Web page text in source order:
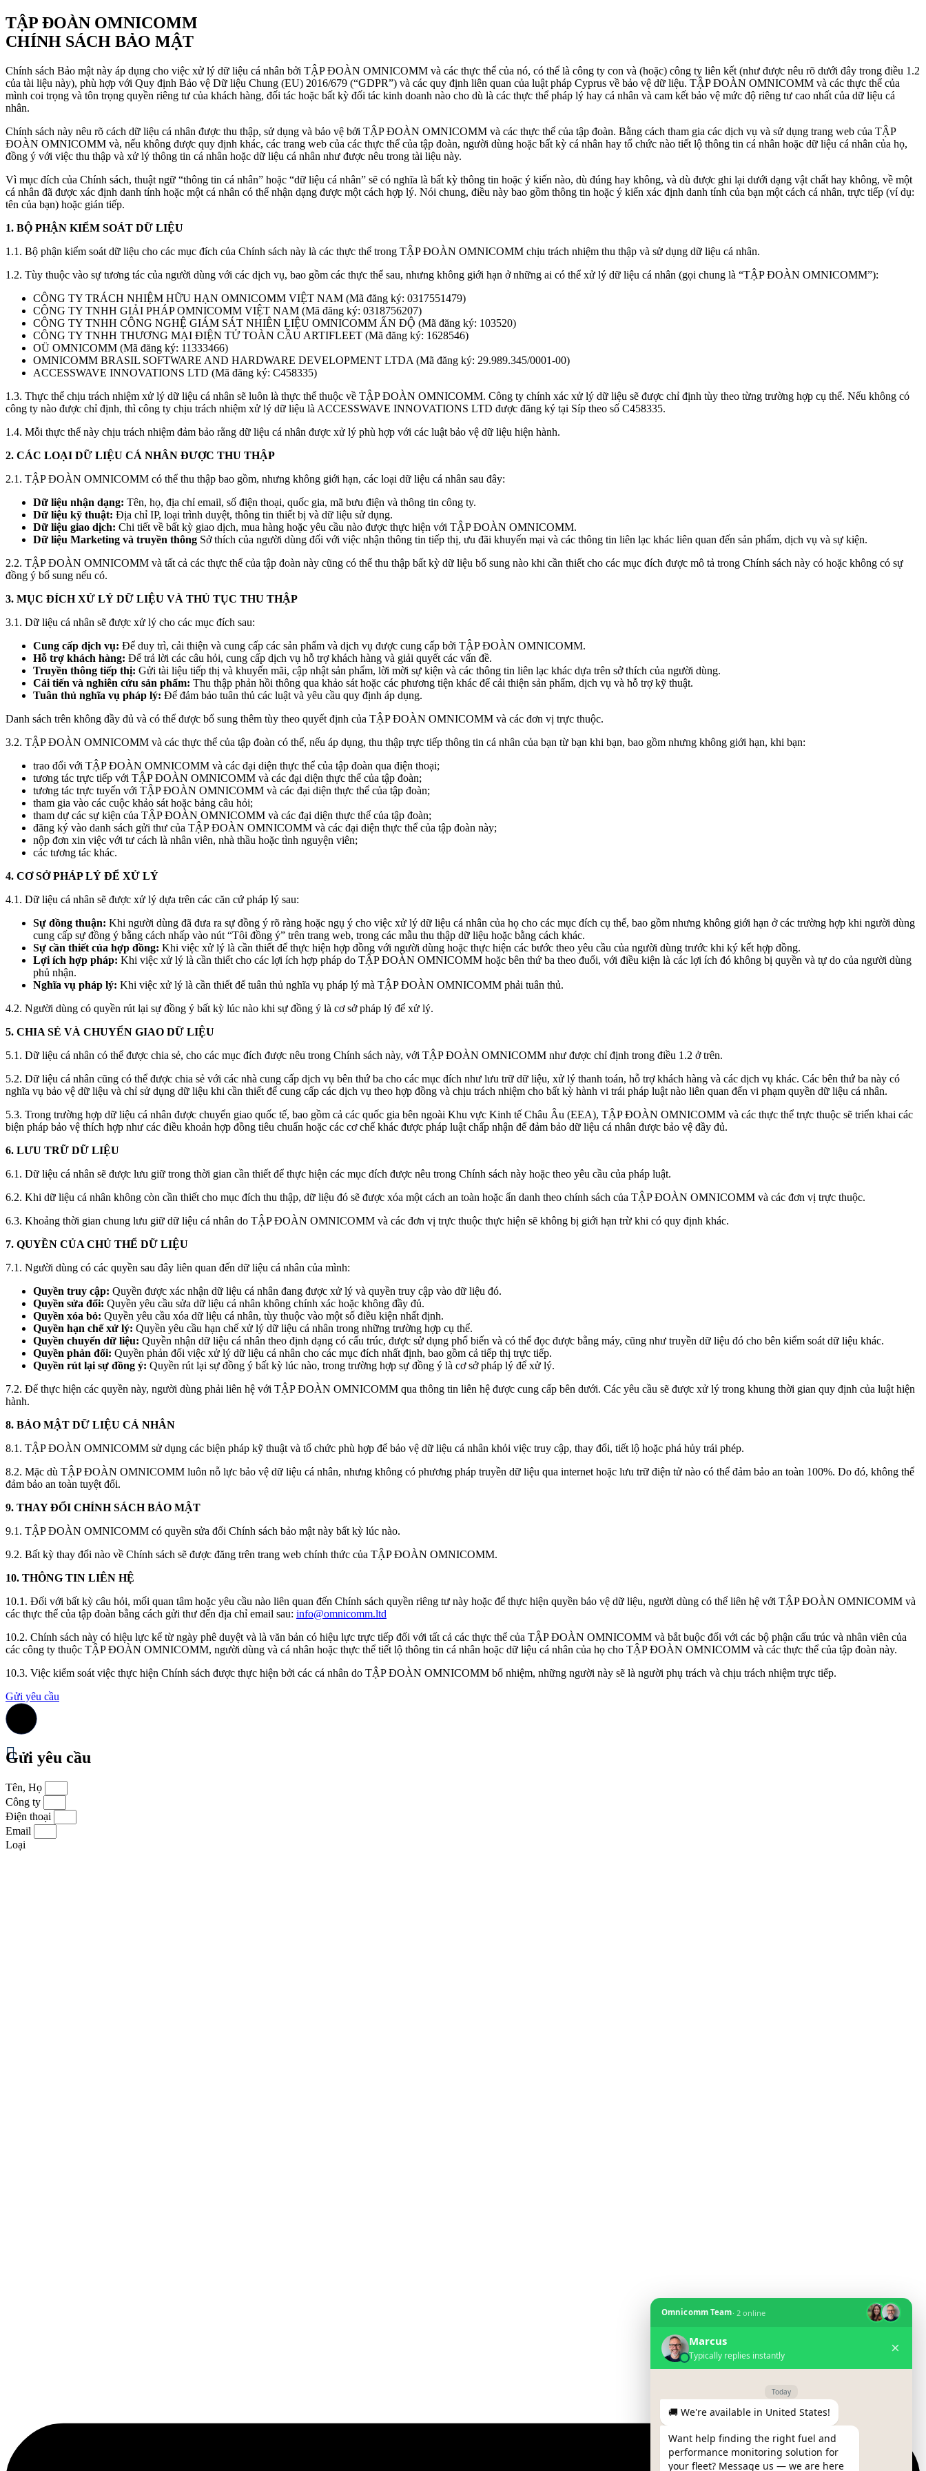
TẬP ĐOÀN OMNICOMM
CHÍNH SÁCH BẢO MẬT
Chính sách Bảo mật này áp dụng cho việc xử lý dữ liệu cá nhân bởi TẬP ĐOÀN OMNICOMM và các thực thể của nó, có thể là công ty con và (hoặc) công ty liên kết (như được nêu rõ dưới đây trong điều 1.2
của tài liệu này), phù hợp với Quy định Bảo vệ Dữ liệu Chung (EU) 2016/679 (“GDPR”) và các quy định liên quan của luật pháp Cyprus về bảo vệ dữ liệu. TẬP ĐOÀN OMNICOMM và các thực thể của
mình coi trọng và tôn trọng quyền riêng tư của khách hàng, đối tác hoặc bất kỳ đối tác kinh doanh nào cho dù là các thực thể pháp lý hay cá nhân và cam kết bảo vệ mức độ riêng tư cao nhất của dữ liệu cá
nhân.
Chính sách này nêu rõ cách dữ liệu cá nhân được thu thập, sử dụng và bảo vệ bởi TẬP ĐOÀN OMNICOMM và các thực thể của tập đoàn. Bằng cách tham gia các dịch vụ và sử dụng trang web của TẬP
ĐOÀN OMNICOMM và, nếu không được quy định khác, các trang web của các thực thể của tập đoàn, người dùng hoặc bất kỳ cá nhân hay tổ chức nào tiết lộ thông tin cá nhân hoặc dữ liệu cá nhân của họ,
đồng ý với việc thu thập và xử lý thông tin cá nhân hoặc dữ liệu cá nhân như được nêu trong tài liệu này.
Vì mục đích của Chính sách, thuật ngữ “thông tin cá nhân” hoặc “dữ liệu cá nhân” sẽ có nghĩa là bất kỳ thông tin hoặc ý kiến nào, dù đúng hay không, và dù được ghi lại dưới dạng vật chất hay không, về một
cá nhân đã được xác định danh tính hoặc một cá nhân có thể nhận dạng được một cách hợp lý. Nói chung, điều này bao gồm thông tin hoặc ý kiến xác định danh tính của bạn một cách cá nhân, trực tiếp (ví dụ:
tên của bạn) hoặc gián tiếp.
1. BỘ PHẬN KIỂM SOÁT DỮ LIỆU
1.1. Bộ phận kiểm soát dữ liệu cho các mục đích của Chính sách này là các thực thể trong TẬP ĐOÀN OMNICOMM chịu trách nhiệm thu thập và sử dụng dữ liệu cá nhân.
1.2. Tùy thuộc vào sự tương tác của người dùng với các dịch vụ, bao gồm các thực thể sau, nhưng không giới hạn ở những ai có thể xử lý dữ liệu cá nhân (gọi chung là “TẬP ĐOÀN OMNICOMM”):
CÔNG TY TRÁCH NHIỆM HỮU HẠN OMNICOMM VIỆT NAM (Mã đăng ký: 0317551479)
CÔNG TY TNHH GIẢI PHÁP OMNICOMM VIỆT NAM (Mã đăng ký: 0318756207)
CÔNG TY TNHH CÔNG NGHỆ GIÁM SÁT NHIÊN LIỆU OMNICOMM ẤN ĐỘ (Mã đăng ký: 103520)
CÔNG TY TNHH THƯƠNG MẠI ĐIỆN TỬ TOÀN CẦU ARTIFLEET (Mã đăng ký: 1628546)
OÜ OMNICOMM (Mã đăng ký: 11333466)
OMNICOMM BRASIL SOFTWARE AND HARDWARE DEVELOPMENT LTDA (Mã đăng ký: 29.989.345/0001-00)
ACCESSWAVE INNOVATIONS LTD (Mã đăng ký: С458335)
1.3. Thực thể chịu trách nhiệm xử lý dữ liệu cá nhân sẽ luôn là thực thể thuộc về TẬP ĐOÀN OMNICOMM. Công ty chính xác xử lý dữ liệu sẽ được chỉ định tùy theo từng trường hợp cụ thể. Nếu không có
công ty nào được chỉ định, thì công ty chịu trách nhiệm xử lý dữ liệu là ACCESSWAVE INNOVATIONS LTD được đăng ký tại Síp theo số С458335.
1.4. Mỗi thực thể này chịu trách nhiệm đảm bảo rằng dữ liệu cá nhân được xử lý phù hợp với các luật bảo vệ dữ liệu hiện hành.
2. CÁC LOẠI DỮ LIỆU CÁ NHÂN ĐƯỢC THU THẬP
2.1. TẬP ĐOÀN OMNICOMM có thể thu thập bao gồm, nhưng không giới hạn, các loại dữ liệu cá nhân sau đây:
Dữ liệu nhận dạng: Tên, họ, địa chỉ email, số điện thoại, quốc gia, mã bưu điện và thông tin công ty.
Dữ liệu kỹ thuật: Địa chỉ IP, loại trình duyệt, thông tin thiết bị và dữ liệu sử dụng.
Dữ liệu giao dịch: Chi tiết về bất kỳ giao dịch, mua hàng hoặc yêu cầu nào được thực hiện với TẬP ĐOÀN OMNICOMM.
Dữ liệu Marketing và truyền thông Sở thích của người dùng đối với việc nhận thông tin tiếp thị, ưu đãi khuyến mại và các thông tin liên lạc khác liên quan đến sản phẩm, dịch vụ và sự kiện.
2.2. TẬP ĐOÀN OMNICOMM và tất cả các thực thể của tập đoàn này cũng có thể thu thập bất kỳ dữ liệu bổ sung nào khi cần thiết cho các mục đích được mô tả trong Chính sách này có hoặc không có sự
đồng ý bổ sung nếu có.
3. MỤC ĐÍCH XỬ LÝ DỮ LIỆU VÀ THỦ TỤC THU THẬP
3.1. Dữ liệu cá nhân sẽ được xử lý cho các mục đích sau:
Cung cấp dịch vụ: Để duy trì, cải thiện và cung cấp các sản phẩm và dịch vụ được cung cấp bởi TẬP ĐOÀN OMNICOMM.
Hỗ trợ khách hàng: Để trả lời các câu hỏi, cung cấp dịch vụ hỗ trợ khách hàng và giải quyết các vấn đề.
Truyền thông tiếp thị: Gửi tài liệu tiếp thị và khuyến mãi, cập nhật sản phẩm, lời mời sự kiện và các thông tin liên lạc khác dựa trên sở thích của người dùng.
Cải tiến và nghiên cứu sản phẩm: Thu thập phản hồi thông qua khảo sát hoặc các phương tiện khác để cải thiện sản phẩm, dịch vụ và hỗ trợ kỹ thuật.
Tuân thủ nghĩa vụ pháp lý: Để đảm bảo tuân thủ các luật và yêu cầu quy định áp dụng.
Danh sách trên không đầy đủ và có thể được bổ sung thêm tùy theo quyết định của TẬP ĐOÀN OMNICOMM và các đơn vị trực thuộc.
3.2. TẬP ĐOÀN OMNICOMM và các thực thể của tập đoàn có thể, nếu áp dụng, thu thập trực tiếp thông tin cá nhân của bạn từ bạn khi bạn, bao gồm nhưng không giới hạn, khi bạn:
trao đổi với TẬP ĐOÀN OMNICOMM và các đại diện thực thể của tập đoàn qua điện thoại;
tương tác trực tiếp với TẬP ĐOÀN OMNICOMM và các đại diện thực thể của tập đoàn;
tương tác trực tuyến với TẬP ĐOÀN OMNICOMM và các đại diện thực thể của tập đoàn;
tham gia vào các cuộc khảo sát hoặc bảng câu hỏi;
tham dự các sự kiện của TẬP ĐOÀN OMNICOMM và các đại diện thực thể của tập đoàn;
đăng ký vào danh sách gửi thư của TẬP ĐOÀN OMNICOMM và các đại diện thực thể của tập đoàn này;
nộp đơn xin việc với tư cách là nhân viên, nhà thầu hoặc tình nguyện viên;
các tương tác khác.
4. CƠ SỞ PHÁP LÝ ĐỂ XỬ LÝ
4.1. Dữ liệu cá nhân sẽ được xử lý dựa trên các căn cứ pháp lý sau:
Sự đồng thuận: Khi người dùng đã đưa ra sự đồng ý rõ ràng hoặc ngụ ý cho việc xử lý dữ liệu cá nhân của họ cho các mục đích cụ thể, bao gồm nhưng không giới hạn ở các trường hợp khi người dùng
cung cấp sự đồng ý bằng cách nhấp vào nút “Tôi đồng ý” trên trang web, trong các mẫu thu thập dữ liệu hoặc bằng cách khác.
Sự cần thiết của hợp đồng: Khi việc xử lý là cần thiết để thực hiện hợp đồng với người dùng hoặc thực hiện các bước theo yêu cầu của người dùng trước khi ký kết hợp đồng.
Lợi ích hợp pháp: Khi việc xử lý là cần thiết cho các lợi ích hợp pháp do TẬP ĐOÀN OMNICOMM hoặc bên thứ ba theo đuổi, với điều kiện là các lợi ích đó không bị quyền và tự do của người dùng
phủ nhận.
Nghĩa vụ pháp lý: Khi việc xử lý là cần thiết để tuân thủ nghĩa vụ pháp lý mà TẬP ĐOÀN OMNICOMM phải tuân thủ.
4.2. Người dùng có quyền rút lại sự đồng ý bất kỳ lúc nào khi sự đồng ý là cơ sở pháp lý để xử lý.
5. CHIA SẺ VÀ CHUYỂN GIAO DỮ LIỆU
5.1. Dữ liệu cá nhân có thể được chia sẻ, cho các mục đích được nêu trong Chính sách này, với TẬP ĐOÀN OMNICOMM như được chỉ định trong điều 1.2 ở trên.
5.2. Dữ liệu cá nhân cũng có thể được chia sẻ với các nhà cung cấp dịch vụ bên thứ ba cho các mục đích như lưu trữ dữ liệu, xử lý thanh toán, hỗ trợ khách hàng và các dịch vụ khác. Các bên thứ ba này có
nghĩa vụ bảo vệ dữ liệu và chỉ sử dụng dữ liệu khi cần thiết để cung cấp các dịch vụ theo hợp đồng và chịu trách nhiệm cho bất kỳ hành vi trái pháp luật nào liên quan đến vi phạm quyền dữ liệu cá nhân.
5.3. Trong trường hợp dữ liệu cá nhân được chuyển giao quốc tế, bao gồm cả các quốc gia bên ngoài Khu vực Kinh tế Châu Âu (EEA), TẬP ĐOÀN OMNICOMM và các thực thể trực thuộc sẽ triển khai các
biện pháp bảo vệ thích hợp như các điều khoản hợp đồng tiêu chuẩn hoặc các cơ chế khác được pháp luật chấp nhận để đảm bảo dữ liệu cá nhân được bảo vệ đầy đủ.
6. LƯU TRỮ DỮ LIỆU
6.1. Dữ liệu cá nhân sẽ được lưu giữ trong thời gian cần thiết để thực hiện các mục đích được nêu trong Chính sách này hoặc theo yêu cầu của pháp luật.
6.2. Khi dữ liệu cá nhân không còn cần thiết cho mục đích thu thập, dữ liệu đó sẽ được xóa một cách an toàn hoặc ẩn danh theo chính sách của TẬP ĐOÀN OMNICOMM và các đơn vị trực thuộc.
6.3. Khoảng thời gian chung lưu giữ dữ liệu cá nhân do TẬP ĐOÀN OMNICOMM và các đơn vị trực thuộc thực hiện sẽ không bị giới hạn trừ khi có quy định khác.
7. QUYỀN CỦA CHỦ THỂ DỮ LIỆU
7.1. Người dùng có các quyền sau đây liên quan đến dữ liệu cá nhân của mình:
Quyền truy cập: Quyền được xác nhận dữ liệu cá nhân đang được xử lý và quyền truy cập vào dữ liệu đó.
Quyền sửa đổi: Quyền yêu cầu sửa dữ liệu cá nhân không chính xác hoặc không đầy đủ.
Quyền xóa bỏ: Quyền yêu cầu xóa dữ liệu cá nhân, tùy thuộc vào một số điều kiện nhất định.
Quyền hạn chế xử lý: Quyền yêu cầu hạn chế xử lý dữ liệu cá nhân trong những trường hợp cụ thể.
Quyền chuyển dữ liệu: Quyền nhận dữ liệu cá nhân theo định dạng có cấu trúc, được sử dụng phổ biến và có thể đọc được bằng máy, cũng như truyền dữ liệu đó cho bên kiểm soát dữ liệu khác.
Quyền phản đối: Quyền phản đối việc xử lý dữ liệu cá nhân cho các mục đích nhất định, bao gồm cả tiếp thị trực tiếp.
Quyền rút lại sự đồng ý: Quyền rút lại sự đồng ý bất kỳ lúc nào, trong trường hợp sự đồng ý là cơ sở pháp lý để xử lý.
7.2. Để thực hiện các quyền này, người dùng phải liên hệ với TẬP ĐOÀN OMNICOMM qua thông tin liên hệ được cung cấp bên dưới. Các yêu cầu sẽ được xử lý trong khung thời gian quy định của luật hiện
hành.
8. BẢO MẬT DỮ LIỆU CÁ NHÂN
8.1. TẬP ĐOÀN OMNICOMM sử dụng các biện pháp kỹ thuật và tổ chức phù hợp để bảo vệ dữ liệu cá nhân khỏi việc truy cập, thay đổi, tiết lộ hoặc phá hủy trái phép.
8.2. Mặc dù TẬP ĐOÀN OMNICOMM luôn nỗ lực bảo vệ dữ liệu cá nhân, nhưng không có phương pháp truyền dữ liệu qua internet hoặc lưu trữ điện tử nào có thể đảm bảo an toàn 100%. Do đó, không thể
đảm bảo an toàn tuyệt đối.
9. THAY ĐỔI CHÍNH SÁCH BẢO MẬT
9.1. TẬP ĐOÀN OMNICOMM có quyền sửa đổi Chính sách bảo mật này bất kỳ lúc nào.
9.2. Bất kỳ thay đổi nào về Chính sách sẽ được đăng trên trang web chính thức của TẬP ĐOÀN OMNICOMM.
10. THÔNG TIN LIÊN HỆ
10.1. Đối với bất kỳ câu hỏi, mối quan tâm hoặc yêu cầu nào liên quan đến Chính sách quyền riêng tư này hoặc để thực hiện quyền bảo vệ dữ liệu, người dùng có thể liên hệ với TẬP ĐOÀN OMNICOMM và
các thực thể của tập đoàn bằng cách gửi thư đến địa chỉ email sau: info@omnicomm.ltd
10.2. Chính sách này có hiệu lực kể từ ngày phê duyệt và là văn bản có hiệu lực trực tiếp đối với tất cả các thực thể của TẬP ĐOÀN OMNICOMM và bắt buộc đối với các bộ phận cấu trúc và nhân viên của
các công ty thuộc TẬP ĐOÀN OMNICOMM, người dùng và cá nhân hoặc thực thể tiết lộ thông tin cá nhân hoặc dữ liệu cá nhân của họ cho TẬP ĐOÀN OMNICOMM và các thực thể của tập đoàn này.
10.3. Việc kiểm soát việc thực hiện Chính sách được thực hiện bởi các cá nhân do TẬP ĐOÀN OMNICOMM bổ nhiệm, những người này sẽ là người phụ trách và chịu trách nhiệm trực tiếp.
Gửi yêu cầu
Gửi yêu cầu
Tên, Họ
Công ty
Điện thoại
Email
Loại